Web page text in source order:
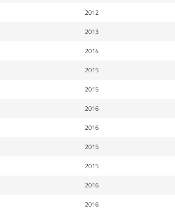
2012
2013
2014
2015
2015
2016
2016
2015
2015
2016
2016